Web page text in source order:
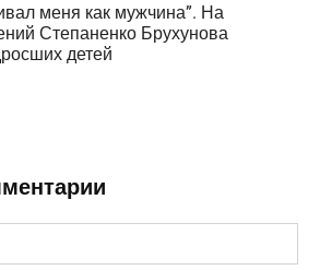
меня как мужчина”. На
Степаненко Брухунова
детей